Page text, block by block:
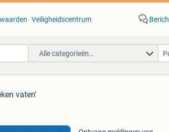
Veiligheidscentrum
Alle categorieën…
vaten'